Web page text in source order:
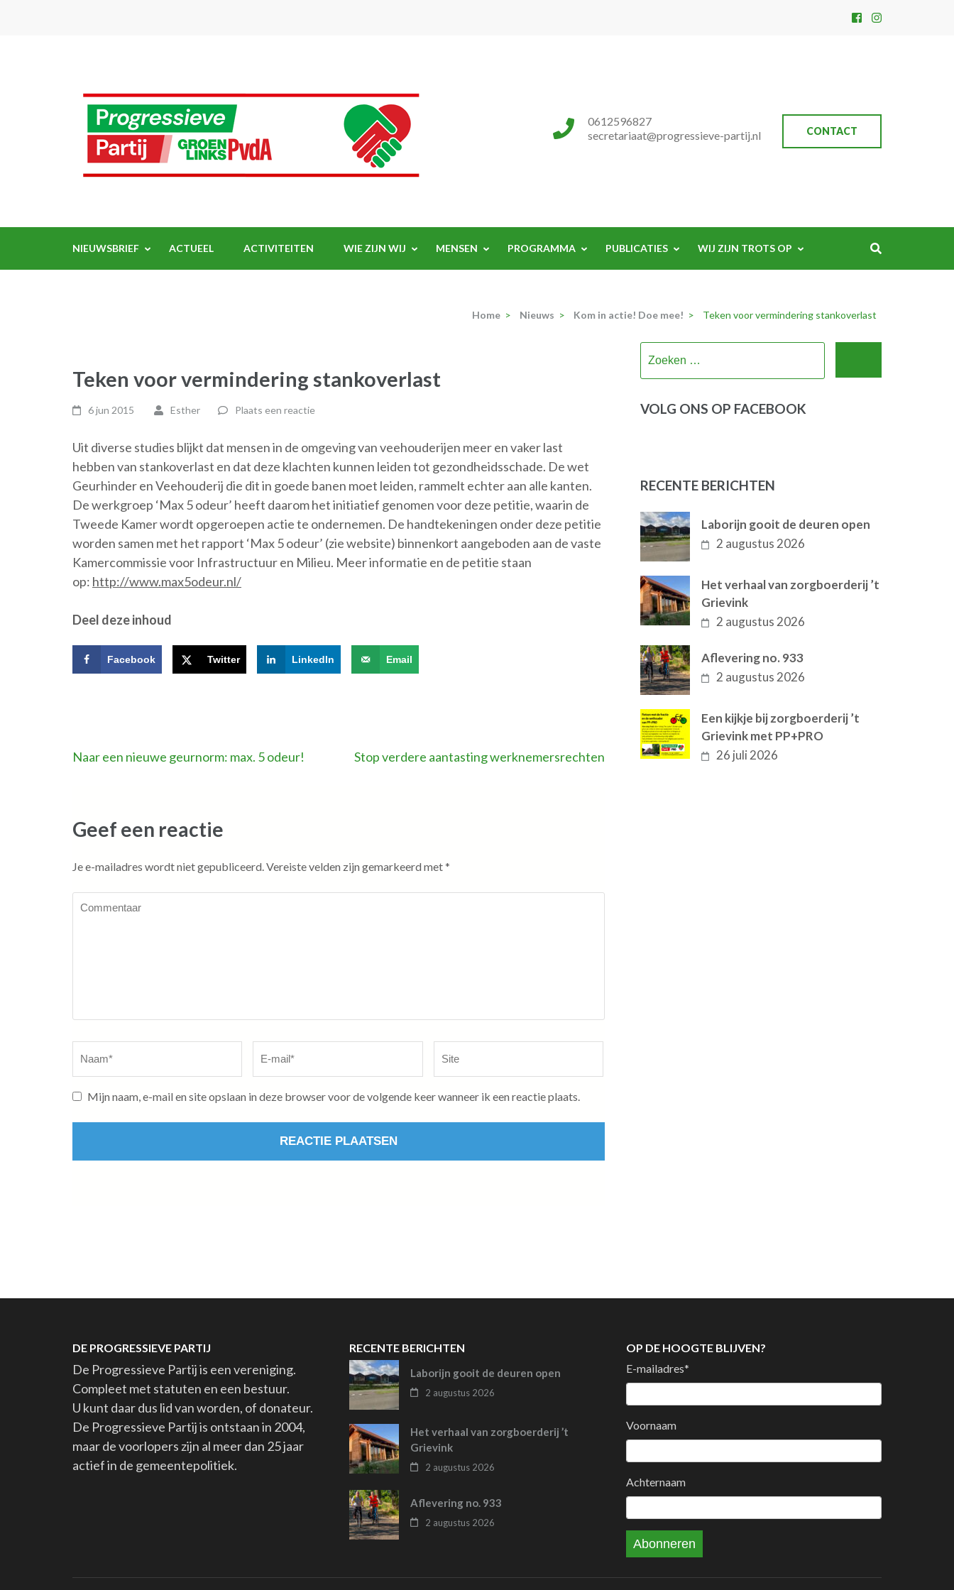
CONTACT
0612596827
secretariaat@progressieve-partij.nl
NIEUWSBRIEF ACTUEEL ACTIVITEITEN WIE ZIJN WIJ MENSEN PROGRAMMA PUBLICATIES WIJ ZIJN TROTS OP
Home > Nieuws > Kom in actie! Doe mee! > Teken voor vermindering stankoverlast
Teken voor vermindering stankoverlast
6 jun 2015 Esther Plaats een reactie
Uit diverse studies blijkt dat mensen in de omgeving van veehouderijen meer en vaker last
hebben van stankoverlast en dat deze klachten kunnen leiden tot gezondheidsschade. De wet
Geurhinder en Veehouderij die dit in goede banen moet leiden, rammelt echter aan alle kanten.
De werkgroep ‘Max 5 odeur’ heeft daarom het initiatief genomen voor deze petitie, waarin de
Tweede Kamer wordt opgeroepen actie te ondernemen. De handtekeningen onder deze petitie
worden samen met het rapport ‘Max 5 odeur’ (zie website) binnenkort aangeboden aan de vaste
Kamercommissie voor Infrastructuur en Milieu. Meer informatie en de petitie staan
op: http://www.max5odeur.nl/
Deel deze inhoud
Facebook Twitter LinkedIn Email
Bericht
Naar een nieuwe geurnorm: max. 5 odeur! Stop verdere aantasting werknemersrechten
Geef een reactie
Je e-mailadres wordt niet gepubliceerd. Vereiste velden zijn gemarkeerd met*
mail*
Mijn naam, e-mail en site opslaan in deze browser voor de volgende keer wanneer ik een reactie plaats.
VOLG ONS OP FACEBOOK
RECENTE BERICHTEN
Laborijn gooit de deuren open
2 augustus 2026
Het verhaal van zorgboerderij ’t
Grievink
2 augustus 2026
Aflevering no. 933
2 augustus 2026
Een kijkje bij zorgboerderij ’t
Grievink met PP+PRO
26 juli 2026
DE PROGRESSIEVE PARTIJ
De Progressieve Partij is een vereniging.
Compleet met statuten en een bestuur.
U kunt daar dus lid van worden, of donateur.
De Progressieve Partij is ontstaan in 2004,
maar de voorlopers zijn al meer dan 25 jaar
actief in de gemeentepolitiek.
RECENTE BERICHTEN
Laborijn gooit de deuren open
2 augustus 2026
Het verhaal van zorgboerderij ’t
Grievink
2 augustus 2026
Aflevering no. 933
2 augustus 2026
OP DE HOOGTE BLIJVEN?
E-mailadres*
Voornaam
Achternaam
Abonneren